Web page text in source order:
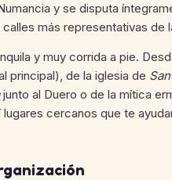
y se disputa
más representativas de
y muy corrida a pie.
principal), de la iglesia de
junto al Duero o de la mítica
cercanos que te